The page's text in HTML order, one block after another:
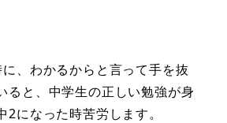
、わかるからと言って手を抜
ると、中学生の正しい勉強が身
2になった時苦労します。